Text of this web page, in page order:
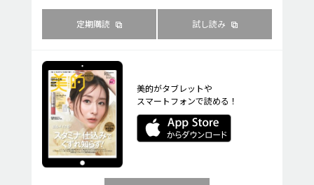
定期購読 試し読み
美的がタブレットや
スマートフォンで読める！